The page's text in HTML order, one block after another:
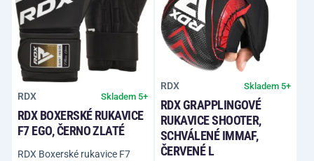
RDX Skladem 5+
RDX BOXERSKÉ RUKAVICE
F7 EGO, ČERNO ZLATÉ
RDX Boxerské rukavice F7
RDX Skladem 5+
RDX GRAPPLINGOVÉ
RUKAVICE SHOOTER,
SCHVÁLENÉ IMMAF,
ČERVENÉ L